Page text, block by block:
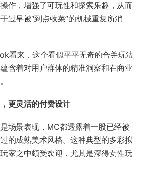
作，增强了可玩性和探索乐趣，从而
过早被“到点收菜”的机械重复所消
看来，这个看似平平无奇的合并玩法
含着对用户群体的精准洞察和在商业
更灵活的付费设计
场景表现，MC都透露着一股已经被
的成熟美术风格。这种典型的多彩拟
家之中颇受欢迎，尤其是深得女性玩